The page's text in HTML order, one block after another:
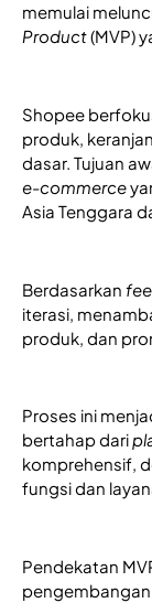
memulai
Product (MVP)
Shopee
produk,
e-commerce
Asia Tenggara
Berdasarkan
iterasi,
produk, dan
Proses ini
bertahap dari
komprehensif,
fungsi dan
Pendekatan